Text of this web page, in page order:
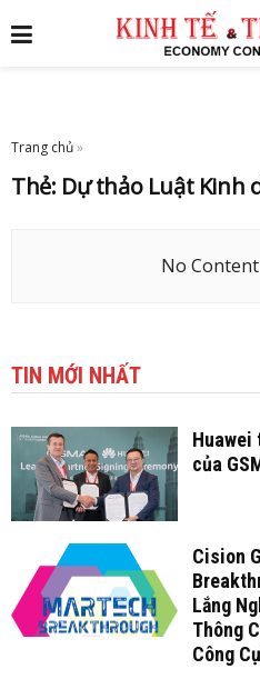
Trang chủ»
Thẻ: Dự thảo Luật Kinh
No
TIN MỚI NHẤT
của
Cision
Lắng
Thông
Công